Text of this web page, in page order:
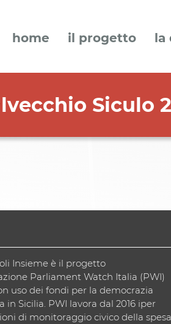
home il progetto la
Siculo
Insieme è il progetto
Parliament Watch Italia (PWI)
uso dei fondi per la democrazia
in Sicilia. PWI lavora dal 2016 iper
di monitoraggio civico della spesa